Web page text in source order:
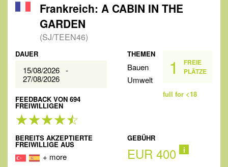
Frankreich: A CABIN IN THE
GARDEN
(SJ/TEEN46)
DAUER
15/08/2026 -
27/08/2026
FEEDBACK VON 694
FREIWILLIGEN
THEMEN
Bauen
Umwelt
1
FREIE
PLÄTZE
full for <18
BEREITS AKZEPTIERTE
FREIWILLIGE AUS
+ more
GEBÜHR
EUR 400 i